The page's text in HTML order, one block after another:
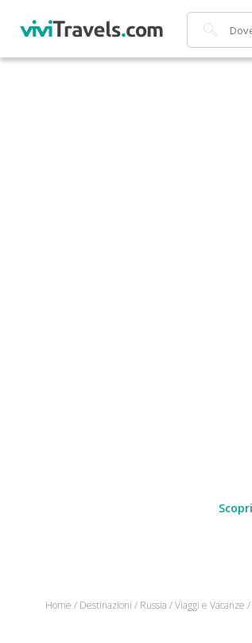
Cerca
Home / Destinazioni / Russia /Viaggi e Vacanze /